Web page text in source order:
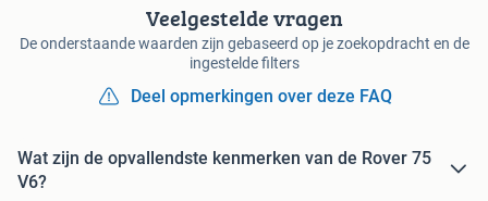
Veelgestelde vragen
De onderstaande waarden zijn gebaseerd op je zoekopdracht en de
ingestelde filters
Deel opmerkingen over deze FAQ
Wat zijn de opvallendste kenmerken van de Rover 75
V6?